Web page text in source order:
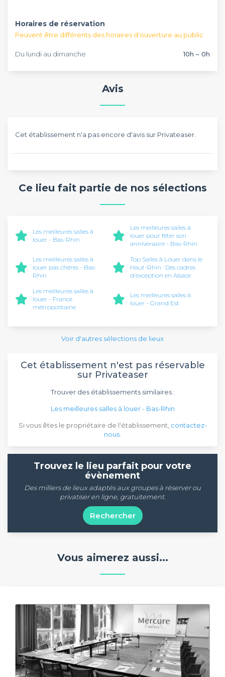
Horaires de réservation
Peuvent être différents des horaires d'ouverture au public
Du lundi au dimanche 10h – 0h
Avis
Cet établissement n'a pas encore d'avis sur Privateaser.
Ce lieu fait partie de nos sélections
Les meilleures salles à
louer - Bas-Rhin
Les meilleures salles à
louer pour fêter son
anniversaire - Bas-Rhin
Les meilleures salles à
louer pas chères - Bas-
Rhin
Top Salles à Louer dans le
Haut-Rhin : Des cadres
d'exception en Alsace
Les meilleures salles à
louer - France
métropolitaine
Les meilleures salles à
louer - Grand Est
Voir d'autres sélections de lieux
Cet établissement n'est pas réservable
sur Privateaser
Trouver des établissements similaires :
Les meilleures salles à louer - Bas-Rhin
Si vous êtes le propriétaire de l'établissement, contactez-
nous
Trouvez le lieu parfait pour votre
évènement
Des milliers de lieux adaptés aux groupes à réserver ou
privatiser en ligne, gratuitement.
Rechercher
Vous aimerez aussi...